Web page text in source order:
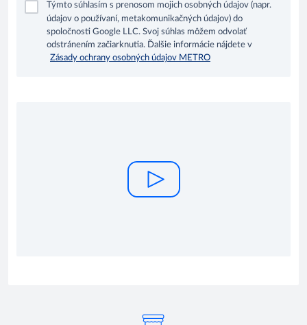
Týmto súhlasím s prenosom mojich osobných údajov (napr.
údajov o používaní, metakomunikačných údajov) do
spoločnosti Google LLC. Svoj súhlas môžem odvolať
odstránením začiarknutia. Ďalšie informácie nájdete v
Zásady ochrany osobných údajov METRO